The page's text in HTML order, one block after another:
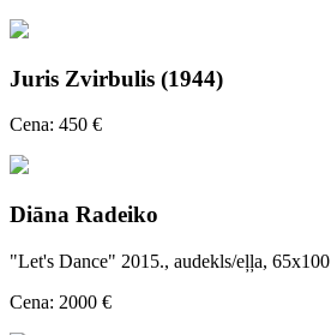
Juris Zvirbulis (1944)
Cena: 450 €
Diāna Radeiko
"Let's Dance" 2015., audekls/eļļa, 65x100
Cena: 2000 €